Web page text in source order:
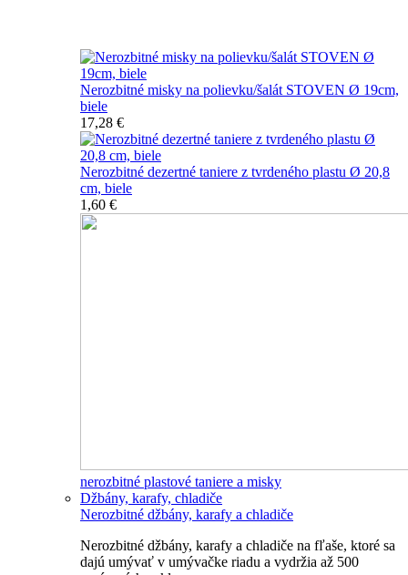
Nerozbitné misky na polievku/šalát STOVEN Ø 19cm,
biele
17,28 €
Nerozbitné dezertné taniere z tvrdeného plastu Ø 20,8
cm, biele
1,60 €
nerozbitné plastové taniere a misky
Džbány, karafy, chladiče
Nerozbitné džbány, karafy a chladiče
Nerozbitné džbány, karafy a chladiče na fľaše, ktoré sa
dajú umývať v umývačke riadu a vydržia až 500